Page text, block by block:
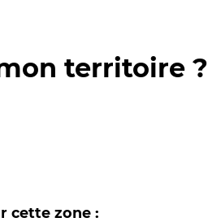
territoire ?
cette zone :